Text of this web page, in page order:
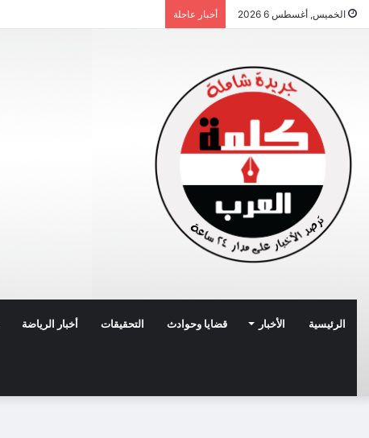
الخميس, أغسطس 6 2026 أخبار عاجلة
الرئيسية الأخبار قضايا وحوادث التحقيقات أخبار الرياضة